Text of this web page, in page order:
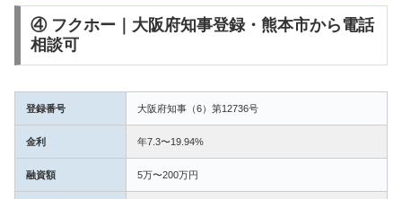
④ フクホー｜大阪府知事登録・熊本市から電話
相談可
登録番号 大阪府知事（6）第12736号
金利 年7.3〜19.94%
融資額 5万〜200万円